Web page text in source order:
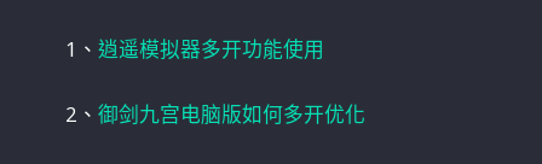
1、 逍遥模拟器多开功能使用
2、 御剑九宫电脑版如何多开优化